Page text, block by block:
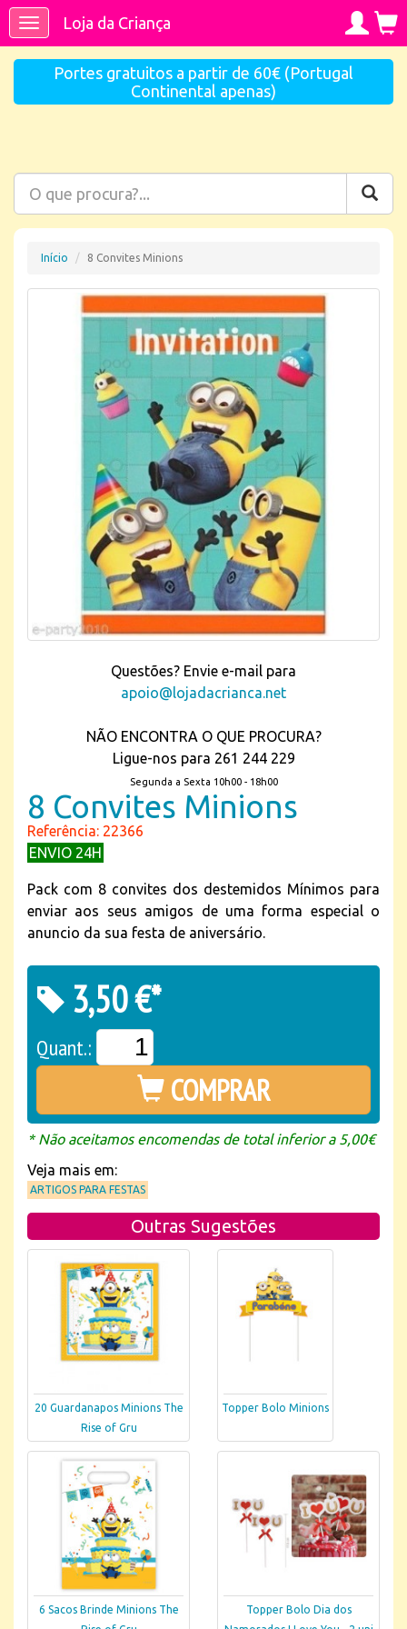
ToggleLoja da Criança
Portes gratuitos a partir de 60€ (Portugal
Continental apenas)
Início 8 Convites Minions
Questões? Envie e-mail para
apoio@lojadacrianca.net
NÃO ENCONTRA O QUE PROCURA?
Ligue-nos para 261 244 229
Segunda a Sexta 10h00 - 18h00
8 Convites Minions
Referência: 22366
ENVIO 24H
Pack com 8 convites dos destemidos Mínimos para
enviar aos seus amigos de uma forma especial o
anuncio da sua festa de aniversário.
3,50 €*
Quant.:
COMPRAR
* Não aceitamos encomendas de total inferior a 5,00€
Veja mais em:
ARTIGOS PARA FESTAS
Outras Sugestões
20 Guardanapos Minions The
Rise of Gru
Topper Bolo Minions
6 Sacos Brinde Minions The
Topper Bolo Dia dos